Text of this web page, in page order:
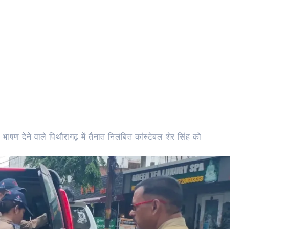
देने वाले पिथौरागढ़ में तैनात निलंबित कांस्टेबल शेर सिंह को